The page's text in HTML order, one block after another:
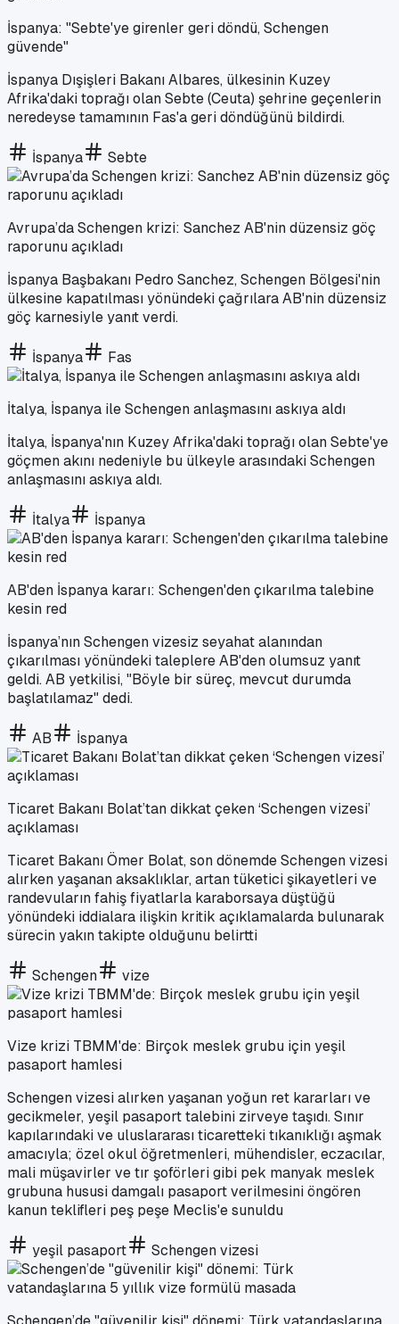
İspanya: "Sebte'ye girenler geri döndü, Schengen
güvende"
İspanya Dışişleri Bakanı Albares, ülkesinin Kuzey
Afrika'daki toprağı olan Sebte (Ceuta) şehrine geçenlerin
neredeyse tamamının Fas'a geri döndüğünü bildirdi.
İspanya Sebte
Avrupa’da Schengen krizi: Sanchez AB'nin düzensiz göç
raporunu açıkladı
İspanya Başbakanı Pedro Sanchez, Schengen Bölgesi'nin
ülkesine kapatılması yönündeki çağrılara AB'nin düzensiz
göç karnesiyle yanıt verdi.
İspanya Fas
İtalya, İspanya ile Schengen anlaşmasını askıya aldı
İtalya, İspanya'nın Kuzey Afrika'daki toprağı olan Sebte'ye
göçmen akını nedeniyle bu ülkeyle arasındaki Schengen
anlaşmasını askıya aldı.
İtalya İspanya
AB'den İspanya kararı: Schengen'den çıkarılma talebine
kesin red
İspanya’nın Schengen vizesiz seyahat alanından
çıkarılması yönündeki taleplere AB'den olumsuz yanıt
geldi. AB yetkilisi, "Böyle bir süreç, mevcut durumda
başlatılamaz" dedi.
AB İspanya
Ticaret Bakanı Bolat’tan dikkat çeken ‘Schengen vizesi’
açıklaması
Ticaret Bakanı Ömer Bolat, son dönemde Schengen vizesi
alırken yaşanan aksaklıklar, artan tüketici şikayetleri ve
randevuların fahiş fiyatlarla karaborsaya düştüğü
yönündeki iddialara ilişkin kritik açıklamalarda bulunarak
sürecin yakın takipte olduğunu belirtti
Schengen vize
Vize krizi TBMM'de: Birçok meslek grubu için yeşil
pasaport hamlesi
Schengen vizesi alırken yaşanan yoğun ret kararları ve
gecikmeler, yeşil pasaport talebini zirveye taşıdı. Sınır
kapılarındaki ve uluslararası ticaretteki tıkanıklığı aşmak
amacıyla; özel okul öğretmenleri, mühendisler, eczacılar,
mali müşavirler ve tır şoförleri gibi pek manyak meslek
grubuna hususi damgalı pasaport verilmesini öngören
kanun teklifleri peş peşe Meclis'e sunuldu
yeşil pasaport Schengen vizesi